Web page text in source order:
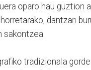
oparo hau guztion
dantzari
sakontzea.
tradizionala